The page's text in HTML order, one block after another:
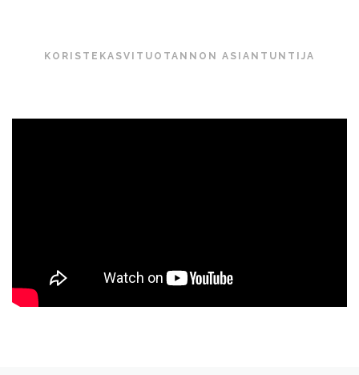
KORISTEKASVITUOTANNON ASIANTUNTIJA